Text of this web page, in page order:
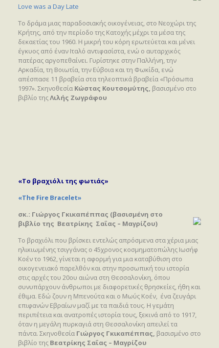
Love was a Day Late
Το δράμα μιας παραδοσιακής οικογένειας, στο Νεοχώρι της
Κρήτης, από την περίοδο της Κατοχής μέχρι τα μέσα της
δεκαετίας του 1960. Η μικρή του κόρη ερωτεύεται και μένει
έγκυος από έναν Ιταλό αντιφασίστα, ενώ ο αυταρχικός
πατέρας αργοπεθαίνει. Γυρίστηκε στην Παλλήνη, την
Αρκαδία, τη Βοιωτία, την Εύβοια και τη Φωκίδα, ενώ
απέσπασε 11 βραβεία στα τηλεοπτικά βραβεία «Πρόσωπα
1997». Σκηνοθεσία Κώστας Κουτσομύτης, βασισμένο στο
βιβλίο τηςΛιλής Ζωγράφου
«Το βραχιόλι της φωτιάς»
«The Fire Bracelet»
σκ.: Γιώργος Γκικαπέππας (βασισμένη στο
βιβλίο της Βεατρίκης Σαΐας – Μαγρίζου)
Το βραχιόλι που βρίσκει εντελώς απρόσμενα στα χέρια μιας
ηλικιωμένης τσιγγάνας ο 45χρονος κοσμηματοπώλης Ιωσήφ
Κοέν το 1962, γίνεται η αφορμή για μια καταβύθιση στο
οικογενειακό παρελθόν και στην προσωπική του ιστορία
στις αρχές του 20ου αιώνα στη Θεσσαλονίκη, όπου
συνυπάρχουν άνθρωποι με διαφορετικές θρησκείες, ήθη και
έθιμα. Εδώ ζουν η Μπενούτα και ο Μωύς Κοέν, ένα ζευγάρι
επιφανών Εβραίων μαζί με τα παιδιά τους. Η γεμάτη
περιπέτεια και ανατροπές ιστορία τους, ξεκινά από το 1917,
όταν η μεγάλη πυρκαγιά στη Θεσσαλονίκη απειλεί τα
πάντα. Σκηνοθεσία Γιώργος Γκικαπέππας, βασισμένο στο
βιβλίο της Βεατρίκης Σαΐας – Μαγρίζου